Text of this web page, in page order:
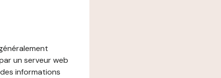
un serveur web
informations